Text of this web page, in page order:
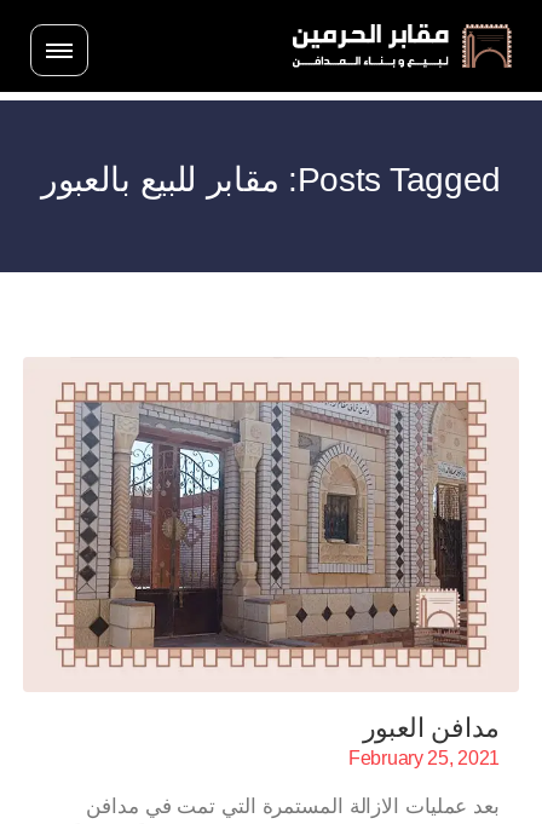
Posts Tagged: مقابر للبيع بالعبور
مدافن العبور
February 25, 2021
بعد عمليات الازالة المستمرة التي تمت في مدافن